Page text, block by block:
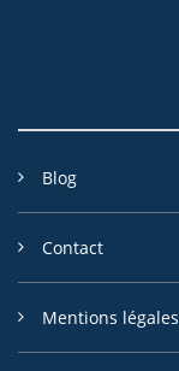
Blog
Contact
Mentions légales